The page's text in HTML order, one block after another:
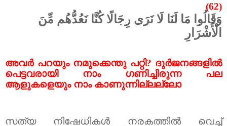
(62)
وَقَالُوا مَا لَنَا لَا نَرَى رِجَالًا كُنَّا نَعُدُّهُم مِّنَ
الْأَشْرَارِ
അവർ പറയും നമുക്കെന്തു പറ്റി? ദുർജനങ്ങളിൽ
പെട്ടവരായി നാം ഗണിച്ചിരുന്ന പല
ആളുകളെയും നാം കാണുന്നില്ലല്ലോ
സത്യ നിഷേധികൾ നരകത്തിൽ വെച്ച്